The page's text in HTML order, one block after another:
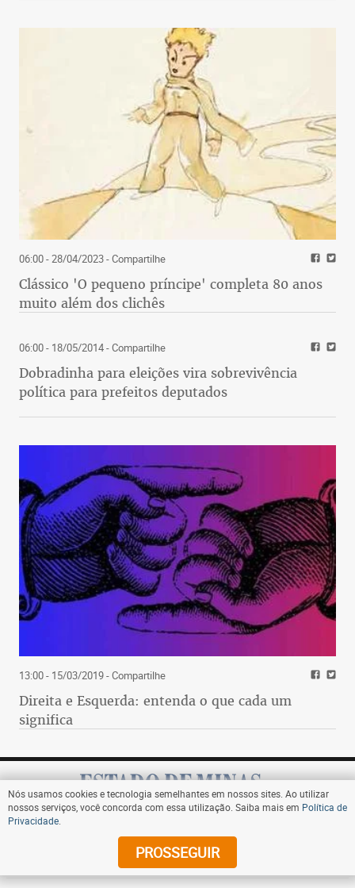
06:00 - 28/04/2023- Compartilhe
Clássico 'O pequeno príncipe' completa 80 anos
muito além dos clichês
06:00 - 18/05/2014- Compartilhe
Dobradinha para eleições vira sobrevivência
política para prefeitos deputados
13:00 - 15/03/2019- Compartilhe
Direita e Esquerda: entenda o que cada um
significa
Assine
Nós usamos cookies e tecnologia semelhantes em nossos sites. Ao utilizar
nossos serviços, você concorda com essa utilização. Saiba mais em Política de
Privacidade
PROSSEGUIR